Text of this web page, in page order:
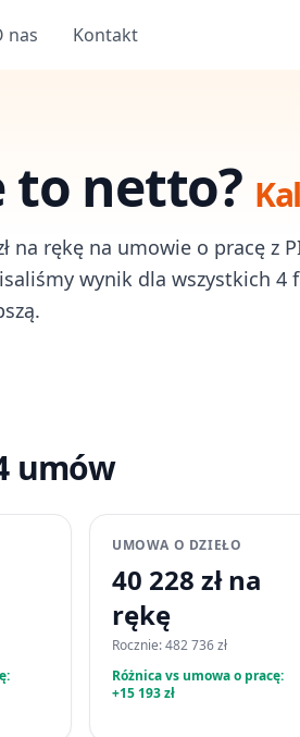
nas Kontakt
to netto?
na rękę na umowie o pracę z
wynik dla wszystkich 4
umów
UMOWA O DZIEŁO
40 228 zł na
rękę
Rocznie: 482 736 zł
Różnica vs umowa o pracę:
+15 193 zł